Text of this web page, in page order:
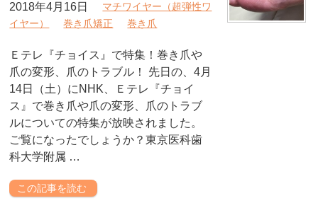
2018年4月16日
マチワイヤー（超弾性ワ
イヤー）
巻き爪矯正 巻き爪
Ｅテレ『チョイス』で特集！巻き爪や
爪の変形、爪のトラブル！ 先日の、4月
14日（土）にNHK、Ｅテレ『チョイ
ス』で巻き爪や爪の変形、爪のトラブ
ルについての特集が放映されました。
ご覧になったでしょうか？東京医科歯
科大学附属 …
この記事を読む